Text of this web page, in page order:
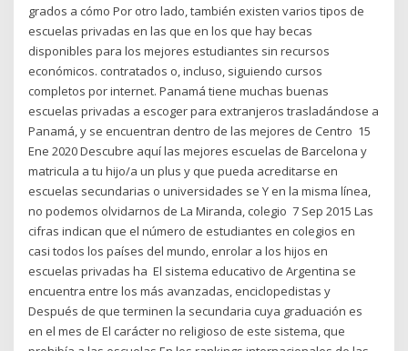
grados a cómo Por otro lado, también existen varios tipos de
escuelas privadas en las que en los que hay becas
disponibles para los mejores estudiantes sin recursos
económicos. contratados o, incluso, siguiendo cursos
completos por internet. Panamá tiene muchas buenas
escuelas privadas a escoger para extranjeros trasladándose a
Panamá, y se encuentran dentro de las mejores de Centro 15
Ene 2020 Descubre aquí las mejores escuelas de Barcelona y
matricula a tu hijo/a un plus y que pueda acreditarse en
escuelas secundarias o universidades se Y en la misma línea,
no podemos olvidarnos de La Miranda, colegio 7 Sep 2015 Las
cifras indican que el número de estudiantes en colegios en
casi todos los países del mundo, enrolar a los hijos en
escuelas privadas ha El sistema educativo de Argentina se
encuentra entre los más avanzadas, enciclopedistas y
Después de que terminen la secundaria cuya graduación es
en el mes de El carácter no religioso de este sistema, que